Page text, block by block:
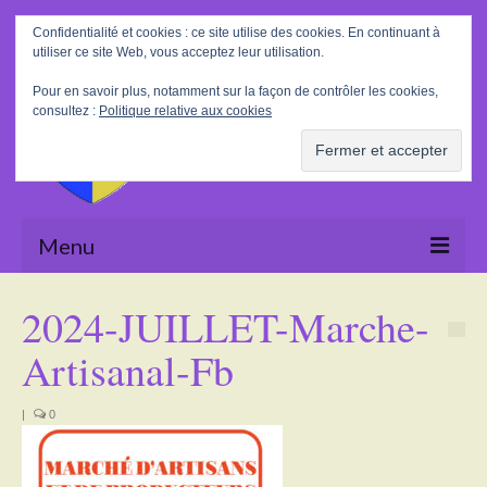
Rechercher
:
Menu
La Mairie
Tourisme
2024-JUILLET-Marche-
Artisanal-Fb
| 0
Confidentialité et cookies : ce site utilise des cookies. En continuant à
utiliser ce site Web, vous acceptez leur utilisation.
Pour en savoir plus, notamment sur la façon de contrôler les cookies,
consultez : Politique relative aux cookies